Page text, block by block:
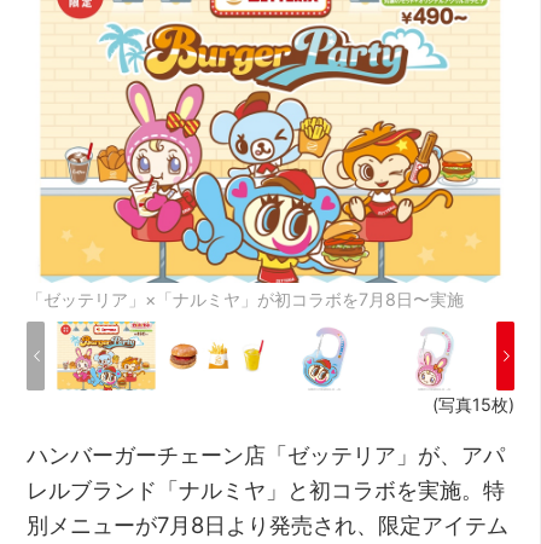
「ゼッテリア」×「ナルミヤ」が初コラボを7月8日〜実施
(写真15枚)
ハンバーガーチェーン店「ゼッテリア」が、アパ
レルブランド「ナルミヤ」と初コラボを実施。特
別メニューが7月8日より発売され、限定アイテム